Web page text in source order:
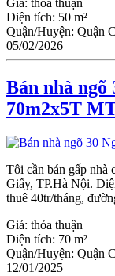
Giá: thỏa thuận
Diện tích: 50 m²
Quận/Huyện: Quận
05/02/2026
Bán nhà
70m2x5T
Tôi cần bán gấp
Giấy, TP.Hà Nội.
thuê 40tr/tháng,
Giá: thỏa thuận
Diện tích: 70 m²
Quận/Huyện: Quận
12/01/2025